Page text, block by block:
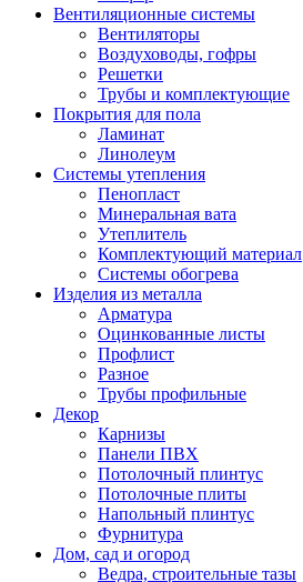
Вентиляционные системы
Вентиляторы
Воздуховоды, гофры
Решетки
Трубы и комплектующие
Покрытия для пола
Ламинат
Линолеум
Системы утепления
Пенопласт
Минеральная вата
Утеплитель
Комплектующий материал
Системы обогрева
Изделия из металла
Арматура
Оцинкованные листы
Профлист
Разное
Трубы профильные
Декор
Карнизы
Панели ПВХ
Потолочный плинтус
Потолочные плиты
Напольный плинтус
Фурнитура
Дом, сад и огород
Ведра, строительные тазы